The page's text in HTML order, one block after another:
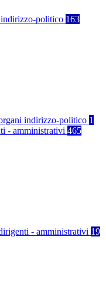
politico 163
indirizzo-politico 1
- amministrativi 465
- amministrativi 19